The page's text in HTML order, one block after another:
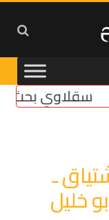
سقلاوي بحث مع
ـ
خليل